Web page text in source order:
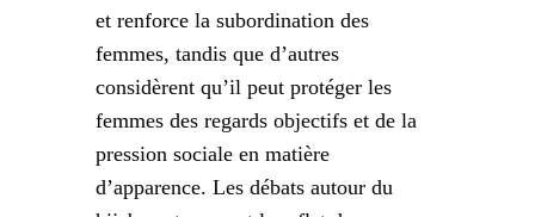
et renforce la subordination des
femmes, tandis que d’autres
considèrent qu’il peut protéger les
femmes des regards objectifs et de la
pression sociale en matière
d’apparence. Les débats autour du